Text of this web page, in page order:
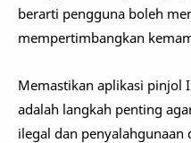
berarti pengguna boleh
mempertimbangkan
Memastikan aplikasi pinjol
adalah langkah penting
ilegal dan penyalahgunaan